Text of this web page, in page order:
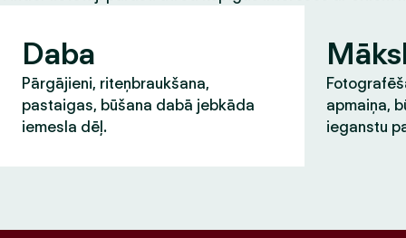
Daba
Pārgājieni, riteņbraukšana,
pastaigas, būšana dabā jebkāda
iemesla dēļ.
apmaiņa,
ieganstu